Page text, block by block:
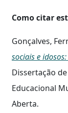
Como citar
Gonçalves,
sociais e
Dissertação
Educacional
Aberta.